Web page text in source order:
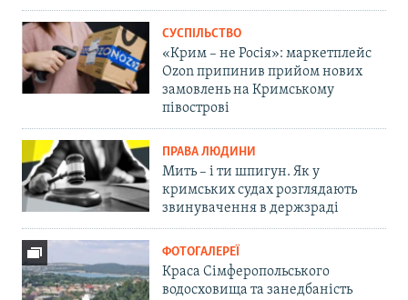
СУСПІЛЬСТВО
«Крим – не Росія»: маркетплейс
Ozon припинив прийом нових
замовлень на Кримському
півострові
ПРАВА ЛЮДИНИ
Мить – і ти шпигун. Як у
кримських судах розглядають
звинувачення в держзраді
ФОТОГАЛЕРЕЇ
Краса Сімферопольського
водосховища та занедбаність